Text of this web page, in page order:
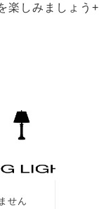
楽しみましょう+